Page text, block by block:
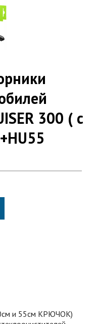
300 ( с
и 55см КРЮЧОК)